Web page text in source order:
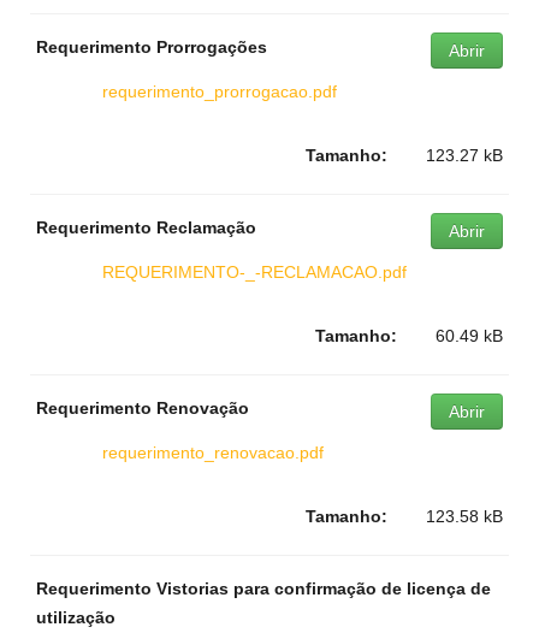
Requerimento Prorrogações
requerimento_prorrogacao.pdf
Abrir
Tamanho: 123.27 kB
Requerimento Reclamação
REQUERIMENTO-_-RECLAMACAO.pdf
Abrir
Tamanho: 60.49 kB
Requerimento Renovação
requerimento_renovacao.pdf
Abrir
Tamanho: 123.58 kB
Requerimento Vistorias para confirmação de licença de
utilização